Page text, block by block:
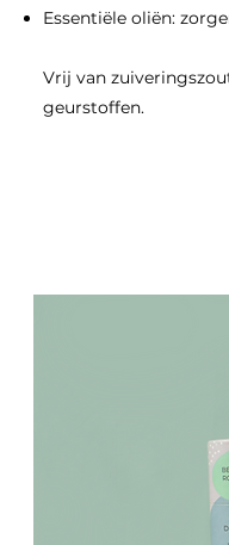
Essentiële oliën:
Vrij van
geurstoffen.